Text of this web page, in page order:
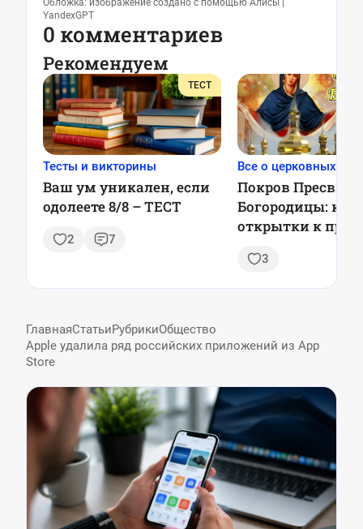
Обложка: изображение создано с помощью Алисы |
YandexGPT
0 комментариев
Рекомендуем
ТЕСТ
Тесты и викторины
Ваш ум уникален, если
одолеете 8/8 – ТЕСТ
2 7
Все о церковных
Покров
Богородицы:
открытки к
3
ГлавнаяСтатьиРубрикиОбщество
Apple удалила ряд российских приложений из App
Store